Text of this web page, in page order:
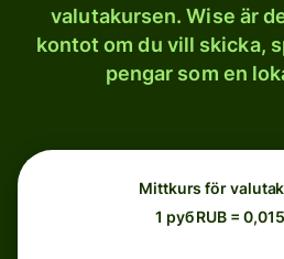
valutakursen. Wise är
kontot om du vill skicka,
pengar som en
Mittkurs för
1 руб RUB =